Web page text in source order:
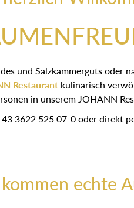
und
unseremJOHANN
50 Personen in unserem
3622 525 07-0 oder direkt
echte